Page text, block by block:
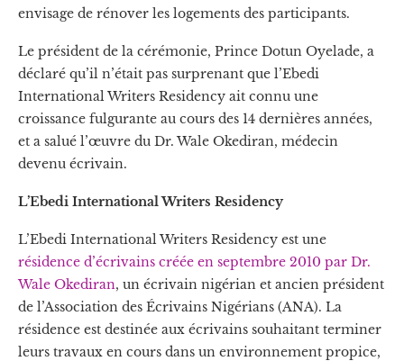
envisage de rénover les logements des participants.
Le président de la cérémonie, Prince Dotun Oyelade, a
déclaré qu’il n’était pas surprenant que l’Ebedi
International Writers Residency ait connu une
croissance fulgurante au cours des 14 dernières années,
et a salué l’œuvre du Dr. Wale Okediran, médecin
devenu écrivain.
L’Ebedi International Writers Residency
L’Ebedi International Writers Residency est une
résidence d’écrivains créée en septembre 2010 par Dr.
Wale Okediran, un écrivain nigérian et ancien président
de l’Association des Écrivains Nigérians (ANA). La
résidence est destinée aux écrivains souhaitant terminer
leurs travaux en cours dans un environnement propice,